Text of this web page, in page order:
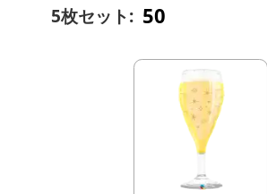
5枚セット: 50